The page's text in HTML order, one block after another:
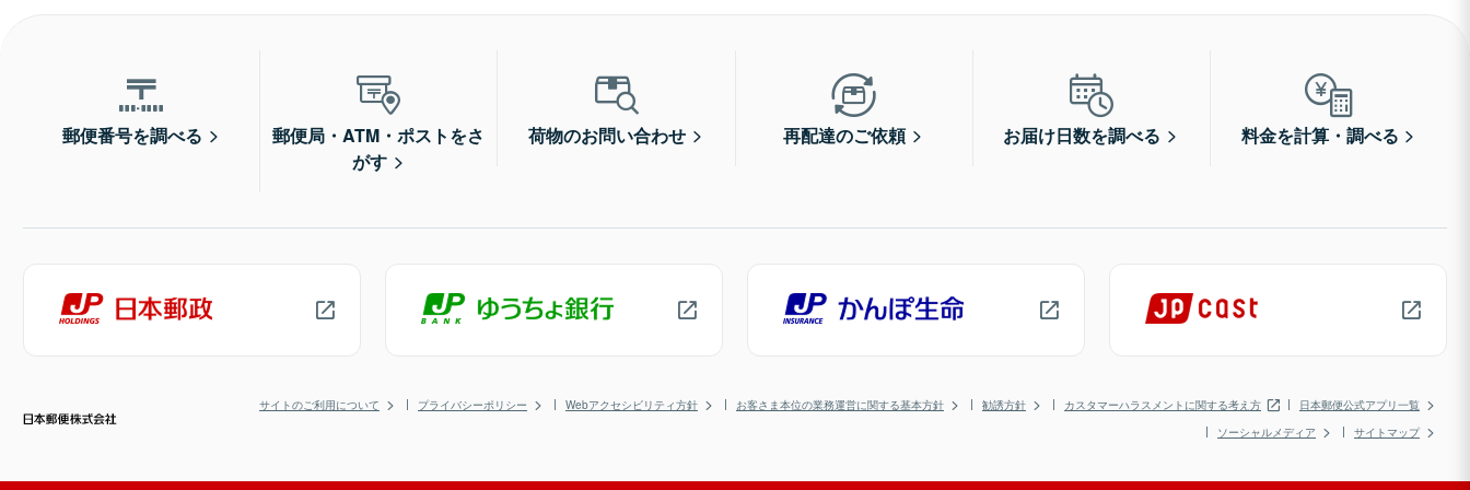
郵便番号を調べる
郵便局・ATM・ポストをさ
がす
荷物のお問い合わせ 再配達のご依頼 お届け日数を調べる 料金を計算・調べる
サイトのご利用について プライバシーポリシー Webアクセシビリティ方針 お客さま本位の業務運営に関する基本方針 勧誘方針 カスタマーハラスメントに関する考え方
日本郵便公式アプリ一覧
ソーシャルメディア
サイトマップ